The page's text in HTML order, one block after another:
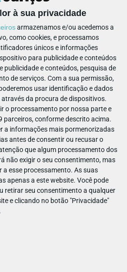
à sua privacidade
armazenamos e/ou acedemos a
como cookies, e processamos
únicos e informações
para publicidade e conteúdos
publicidade e conteúdos, pesquisa de
de serviços. Com a sua permissão,
usar identificação e dados
da procura de dispositivos.
o processamento por nossa parte e
parceiros, conforme descrito acima.
a informações mais pormenorizadas
antes de consentir ou recusar o
que algum processamento dos
não exigir o seu consentimento, mas
a esse processamento. As suas
apenas a este website. Você pode
retirar seu consentimento a qualquer
e clicando no botão "Privacidade"
23